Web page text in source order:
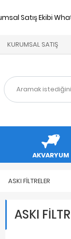
Satış Ekibi
KURUMSAL SATIŞ
AKVARYUM
ASKI FİLTRELER
ASKI